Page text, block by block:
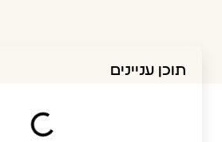
תוכן עניינים